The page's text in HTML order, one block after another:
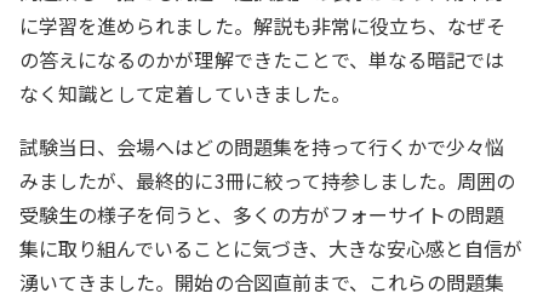
に学習を進められました。解説も非常に役立ち、なぜそ
の答えになるのかが理解できたことで、単なる暗記では
なく知識として定着していきました。
試験当日、会場へはどの問題集を持って行くかで少々悩
みましたが、最終的に3冊に絞って持参しました。周囲の
受験生の様子を伺うと、多くの方がフォーサイトの問題
集に取り組んでいることに気づき、大きな安心感と自信が
湧いてきました。開始の合図直前まで、これらの問題集